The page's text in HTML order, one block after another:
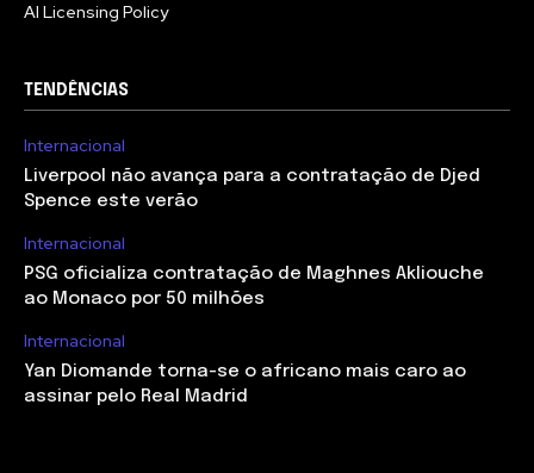
AI Licensing Policy
TENDÊNCIAS
Internacional
Liverpool não avança para a contratação de Djed
Spence este verão
Internacional
PSG oficializa contratação de Maghnes Akliouche
ao Monaco por 50 milhões
Internacional
Yan Diomande torna-se o africano mais caro ao
assinar pelo Real Madrid